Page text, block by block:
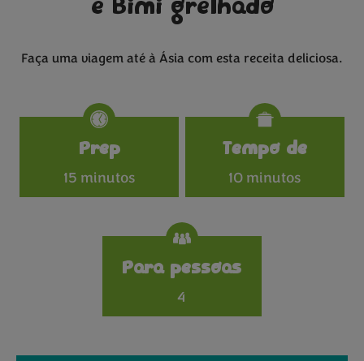
e Bimi grelhado
Faça uma viagem até à Ásia com esta receita deliciosa.
Specifications
Prep
15 minutos
Tempo de
10 minutos
Para pessoas
4